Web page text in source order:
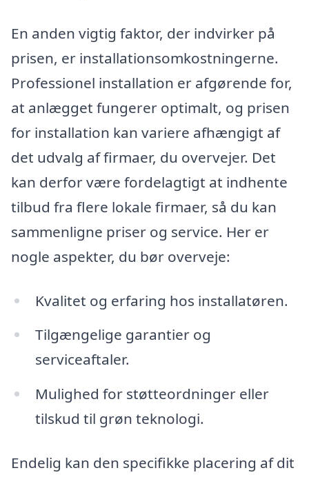
En anden vigtig faktor, der indvirker på
prisen, er installationsomkostningerne.
Professionel installation er afgørende for,
at anlægget fungerer optimalt, og prisen
for installation kan variere afhængigt af
det udvalg af firmaer, du overvejer. Det
kan derfor være fordelagtigt at indhente
tilbud fra flere lokale firmaer, så du kan
sammenligne priser og service. Her er
nogle aspekter, du bør overveje:
Kvalitet og erfaring hos installatøren.
Tilgængelige garantier og
serviceaftaler.
Mulighed for støtteordninger eller
tilskud til grøn teknologi.
Endelig kan den specifikke placering af dit